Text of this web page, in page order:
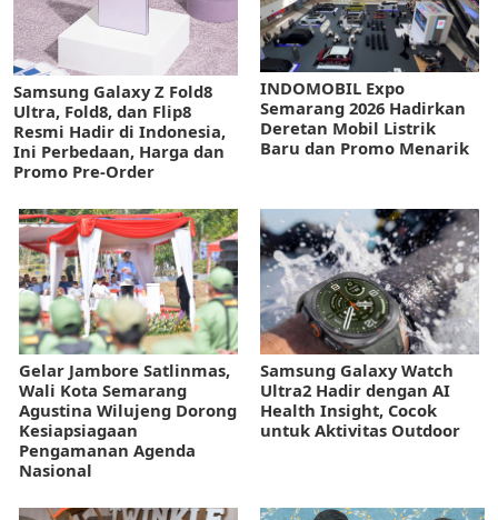
Samsung Galaxy Z Fold8
Ultra, Fold8, dan Flip8
Resmi Hadir di Indonesia,
Ini Perbedaan, Harga dan
Promo Pre-Order
INDOMOBIL Expo
Semarang 2026 Hadirkan
Deretan Mobil Listrik
Baru dan Promo Menarik
Gelar Jambore Satlinmas,
Wali Kota Semarang
Agustina Wilujeng Dorong
Kesiapsiagaan
Pengamanan Agenda
Nasional
Samsung Galaxy Watch
Ultra2 Hadir dengan AI
Health Insight, Cocok
untuk Aktivitas Outdoor